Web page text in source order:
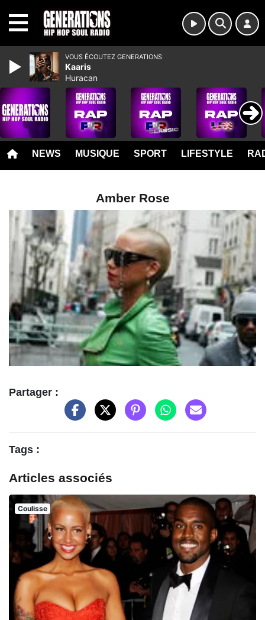
NEWS MUSIQUE SPORT LIFESTYLE
Amber Rose
Partager :
Tags :
Articles associés
Coulisse
VOUS ÉCOUTEZ GENERATIONS
Kaaris
Huracan